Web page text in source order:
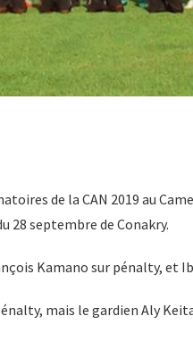
de la CAN 2019 au
28 septembre de Conakry.
Kamano sur pénalty, et
mais le gardien Aly